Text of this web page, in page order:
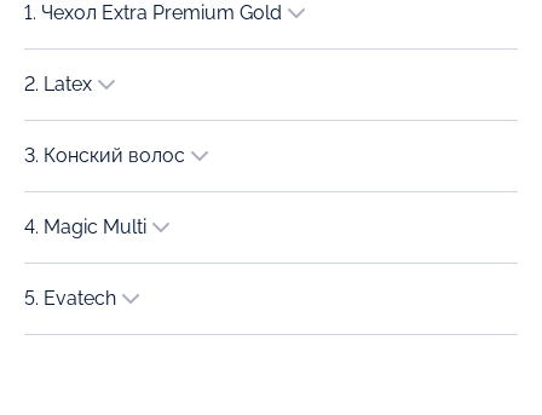
1. Чехол Extra Premium Gold
2. Latex
3. Конский волос
4. Magic Multi
5. Evatech